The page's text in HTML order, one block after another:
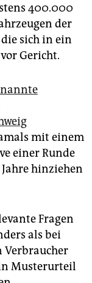
400.000
der
die sich in ein
Gericht.
mit einem
einer Runde
hinziehen
Fragen
als bei
Verbraucher
Musterurteil